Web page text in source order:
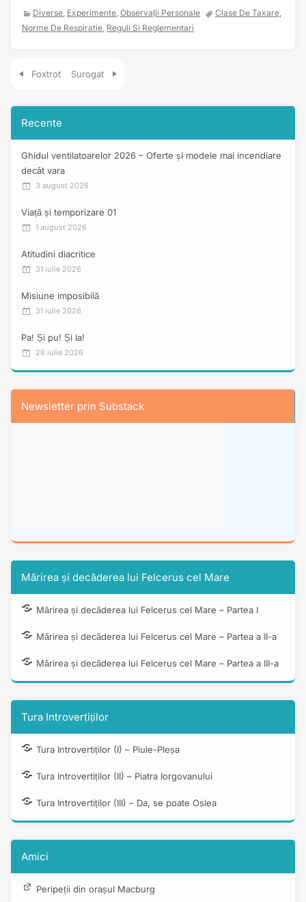
Diverse, Experimente, Observații Personale Clase De Taxare,
Norme De Respiratie, Reguli Si Reglementari
Foxtrot
Surogat
Recente
Ghidul ventilatoarelor 2026 – Oferte și modele mai incendiare
decât vara
3 august 2026
Viață și temporizare 01
1 august 2026
Atitudini diacritice
31 iulie 2026
Misiune imposibilă
31 iulie 2026
Pa! Și pu! Și la!
28 iulie 2026
Newsletter prin Substack
Mărirea și decăderea lui Felcerus cel Mare
Mărirea și decăderea lui Felcerus cel Mare – Partea I
Mărirea și decăderea lui Felcerus cel Mare – Partea a II-a
Mărirea și decăderea lui Felcerus cel Mare – Partea a III-a
Tura Introvertiților
Tura Introvertiților (I) – Piule-Pleșa
Tura Introvertiților (II) – Piatra Iorgovanului
Tura Introvertiților (III) – Da, se poate Oslea
Amici
Peripeții din orașul Macburg